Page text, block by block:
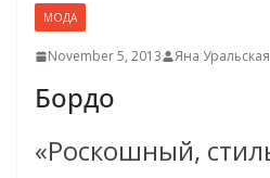
МОДА
November 5, 2013 Яна Уральская
Бордо
«Роскошный,